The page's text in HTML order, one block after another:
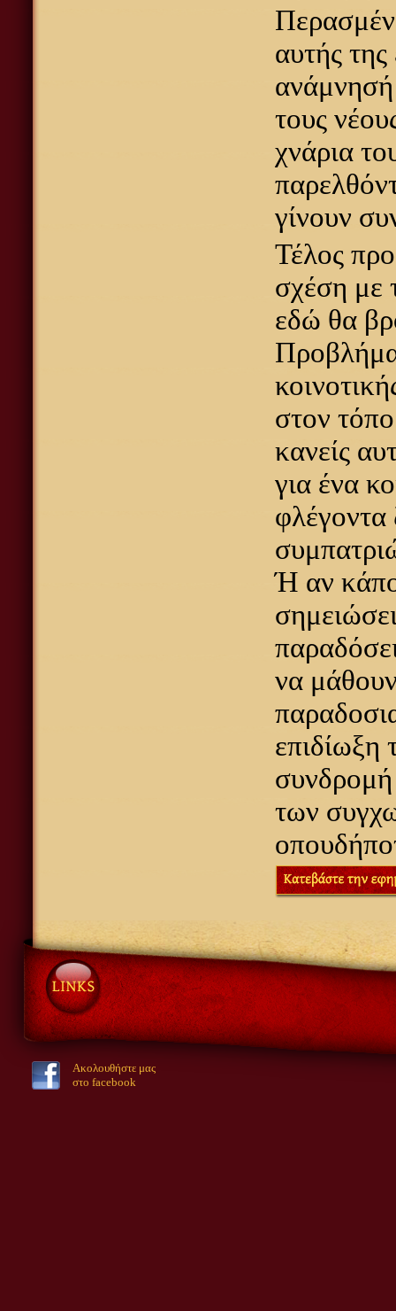
αυτής
ανάμνησή
τους
χνάρια
γίνουν
Τέλος
σχέση με
εδώ θα
στον
κανείς
για ένα
φλέγοντα
Ή αν
να
επιδίωξη
συνδρομή
των
Ακολουθήστε μας
στο facebook